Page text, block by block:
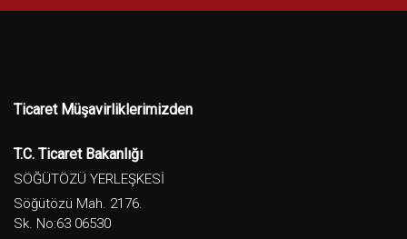
Ticaret Müşavirliklerimizden
T.C. Ticaret Bakanlığı
SÖĞÜTÖZÜ YERLEŞKESİ
Söğütözü Mah. 2176.
Sk. No:63 06530